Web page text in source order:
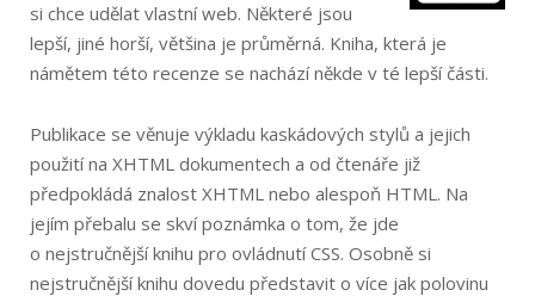
si chce udělat vlastní web. Některé jsou
lepší, jiné horší, většina je průměrná. Kniha, která je
námětem této recenze se nachází někde v té lepší části.
Publikace se věnuje výkladu kaskádových stylů a jejich
použití na XHTML dokumentech a od čtenáře již
předpokládá znalost XHTML nebo alespoň HTML. Na
jejím přebalu se skví poznámka o tom, že jde
o nejstručnější knihu pro ovládnutí CSS. Osobně si
nejstručnější knihu dovedu představit o více jak polovinu